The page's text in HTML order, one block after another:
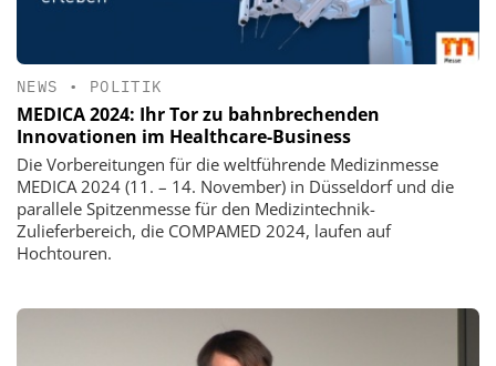
NEWS • POLITIK
MEDICA 2024: Ihr Tor zu bahnbrechenden
Innovationen im Healthcare-Business
Die Vorbereitungen für die weltführende Medizinmesse
MEDICA 2024 (11. – 14. November) in Düsseldorf und die
parallele Spitzenmesse für den Medizintechnik-
Zulieferbereich, die COMPAMED 2024, laufen auf
Hochtouren.